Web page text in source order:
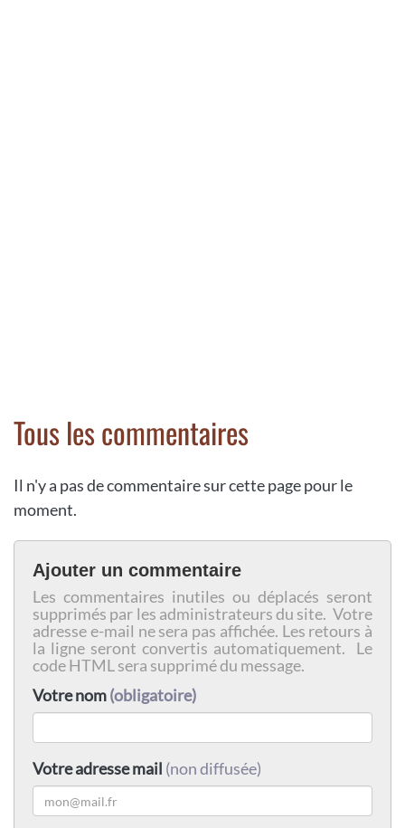
Tous les commentaires
Il n'y a pas de commentaire sur cette page pour le
moment.
Ajouter un commentaire
Les commentaires inutiles ou déplacés seront
supprimés par les administrateurs du site. Votre
adresse e-mail ne sera pas affichée. Les retours à
la ligne seront convertis automatiquement. Le
code HTML sera supprimé du message.
Votre nom(obligatoire)
Votre adresse mail (non diffusée)